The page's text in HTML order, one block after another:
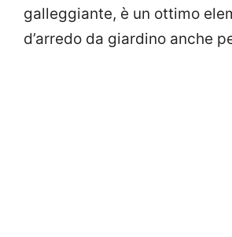
galleggiante, è un ottimo
d’arredo da giardino anche